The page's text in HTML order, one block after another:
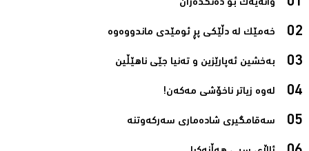
خەمێک لە دڵێکی پڕ ئومێدی ماندووەوە‌
بەخشین ئەپارێزین و تەنیا جێی ناھێڵین‌
لەوە زیاتر ناخۆشی مەکەن!‌
سەقامگیری شادەماری سەرکەوتنە‌